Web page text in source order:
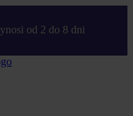
od 2 do 8 dni